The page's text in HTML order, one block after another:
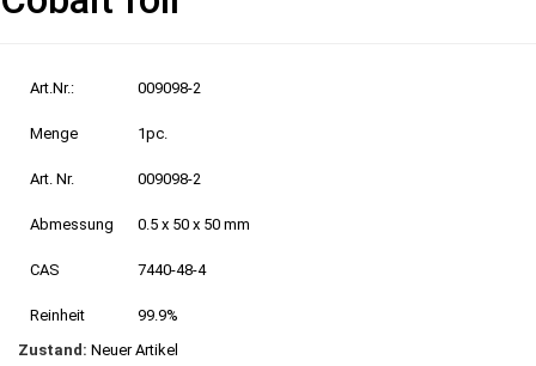
Art.Nr.: 009098-2
Menge 1pc.
Art. Nr. 009098-2
Abmessung 0.5 x 50 x 50 mm
CAS 7440-48-4
Reinheit
99.9%
Zustand: Neuer Artikel